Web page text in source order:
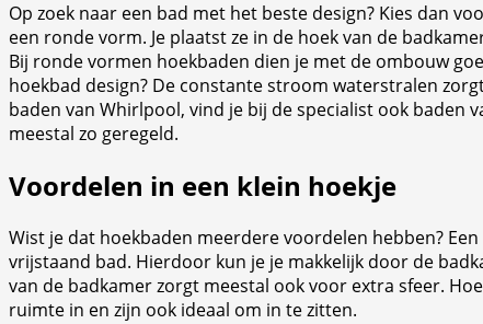
Op zoek naar een bad met het beste design? Kies dan
een ronde vorm. Je plaatst ze in de hoek van de
Bij ronde vormen hoekbaden dien je met de ombouw
hoekbad design? De constante stroom waterstralen
baden van Whirlpool, vind je bij de specialist ook baden
meestal zo geregeld.
Voordelen in een klein hoekje
Wist je dat hoekbaden meerdere voordelen hebben?
vrijstaand bad. Hierdoor kun je je makkelijk door de
van de badkamer zorgt meestal ook voor extra sfeer.
ruimte in en zijn ook ideaal om in te zitten.